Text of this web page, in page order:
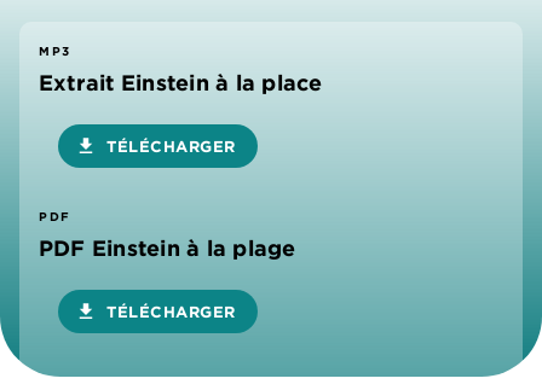
MP3
Extrait Einstein à la place
download TÉLÉCHARGER
PDF
PDF Einstein à la plage
download TÉLÉCHARGER